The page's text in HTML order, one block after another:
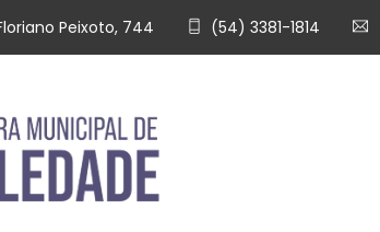
Peixoto, 744 (54) 3381-1814